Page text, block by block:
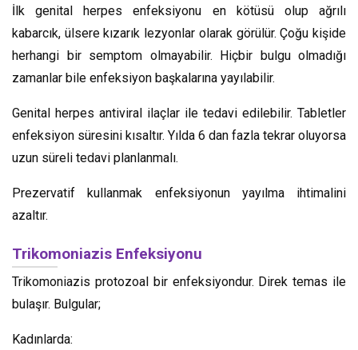
İlk genital herpes enfeksiyonu en kötüsü olup ağrılı
kabarcık, ülsere kızarık lezyonlar olarak görülür. Çoğu kişide
herhangi bir semptom olmayabilir. Hiçbir bulgu olmadığı
zamanlar bile enfeksiyon başkalarına yayılabilir.
Genital herpes antiviral ilaçlar ile tedavi edilebilir. Tabletler
enfeksiyon süresini kısaltır. Yılda 6 dan fazla tekrar oluyorsa
uzun süreli tedavi planlanmalı.
Prezervatif kullanmak enfeksiyonun yayılma ihtimalini
azaltır.
Trikomoniazis Enfeksiyonu
Trikomoniazis protozoal bir enfeksiyondur. Direk temas ile
bulaşır. Bulgular;
Kadınlarda: